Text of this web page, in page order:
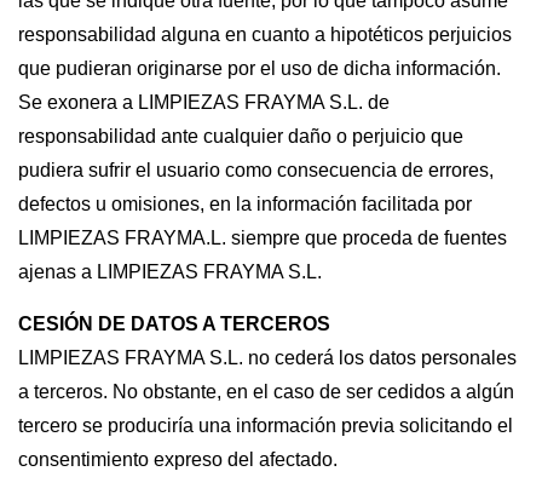
responsabilidad alguna en cuanto a hipotéticos perjuicios
que pudieran originarse por el uso de dicha información.
Se exonera a LIMPIEZAS FRAYMA S.L. de
responsabilidad ante cualquier daño o perjuicio que
pudiera sufrir el usuario como consecuencia de errores,
defectos u omisiones, en la información facilitada por
LIMPIEZAS FRAYMA.L. siempre que proceda de fuentes
ajenas a LIMPIEZAS FRAYMA S.L.
CESIÓN DE DATOS A TERCEROS
LIMPIEZAS FRAYMA S.L. no cederá los datos personales
a terceros. No obstante, en el caso de ser cedidos a algún
tercero se produciría una información previa solicitando el
consentimiento expreso del afectado.